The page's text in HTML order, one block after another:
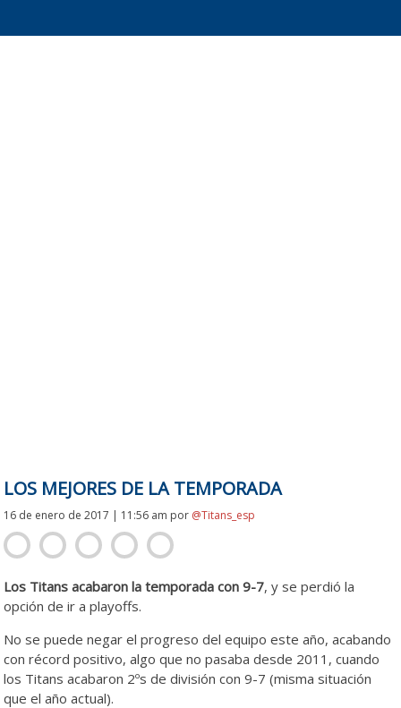
LOS MEJORES DE LA TEMPORADA
16 de enero de 2017 | 11:56 am por @Titans_esp
Los Titans acabaron la temporada con 9-7, y se perdió la
opción de ir a playoffs.
No se puede negar el progreso del equipo este año, acabando
con récord positivo, algo que no pasaba desde 2011, cuando
los Titans acabaron 2ºs de división con 9-7 (misma situación
que el año actual).